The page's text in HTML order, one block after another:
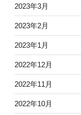
2023年3月
2023年2月
2023年1月
2022年12月
2022年11月
2022年10月